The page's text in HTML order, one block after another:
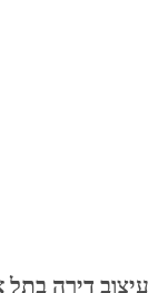
עיצוב דירה בתל